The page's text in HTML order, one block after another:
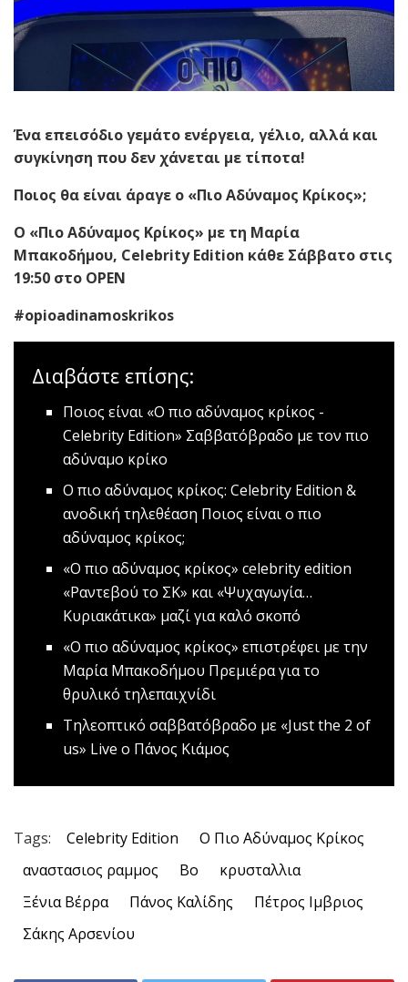
Ένα επεισόδιο γεμάτο ενέργεια, γέλιο, αλλά και
συγκίνηση που δεν χάνεται με τίποτα!
Ποιος θα είναι άραγε ο «Πιο Αδύναμος Κρίκος»;
Ο «Πιο Αδύναμος Κρίκος» με τη Μαρία
Μπακοδήμου, Celebrity Edition κάθε Σάββατο στις
19:50 στο OPEN
#opioadinamoskrikos
Διαβάστε επίσης:
Ποιος είναι «Ο πιο αδύναμος κρίκος -
Celebrity Edition» Σαββατόβραδο με τον πιο
αδύναμο κρίκο
Ο πιο αδύναμος κρίκος: Celebrity Edition &
ανοδική τηλεθέαση Ποιος είναι ο πιο
αδύναμος κρίκος;
«Ο πιο αδύναμος κρίκος» celebrity edition
«Ραντεβού το ΣΚ» και «Ψυχαγωγία…
Κυριακάτικα» μαζί για καλό σκοπό
«Ο πιο αδύναμος κρίκος» επιστρέφει με την
Μαρία Μπακοδήμου Πρεμιέρα για το
θρυλικό τηλεπαιχνίδι
Τηλεοπτικό σαββατόβραδο με «Just the 2 of
us» Live o Πάνος Κιάμος
Tags: Celebrity Edition
O Πιο Αδύναμος Κρίκος
αναστασιος ραμμος
Βο
κρυσταλλια
Ξένια Βέρρα
Πάνος Καλίδης
Πέτρος Ιμβριος
Σάκης Αρσενίου